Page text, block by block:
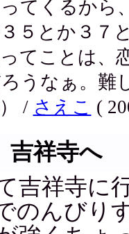
てくるから
５とか３７
てことは、
うなぁ。難
/ さえこ (
吉祥寺へ
吉祥寺に
のんびり